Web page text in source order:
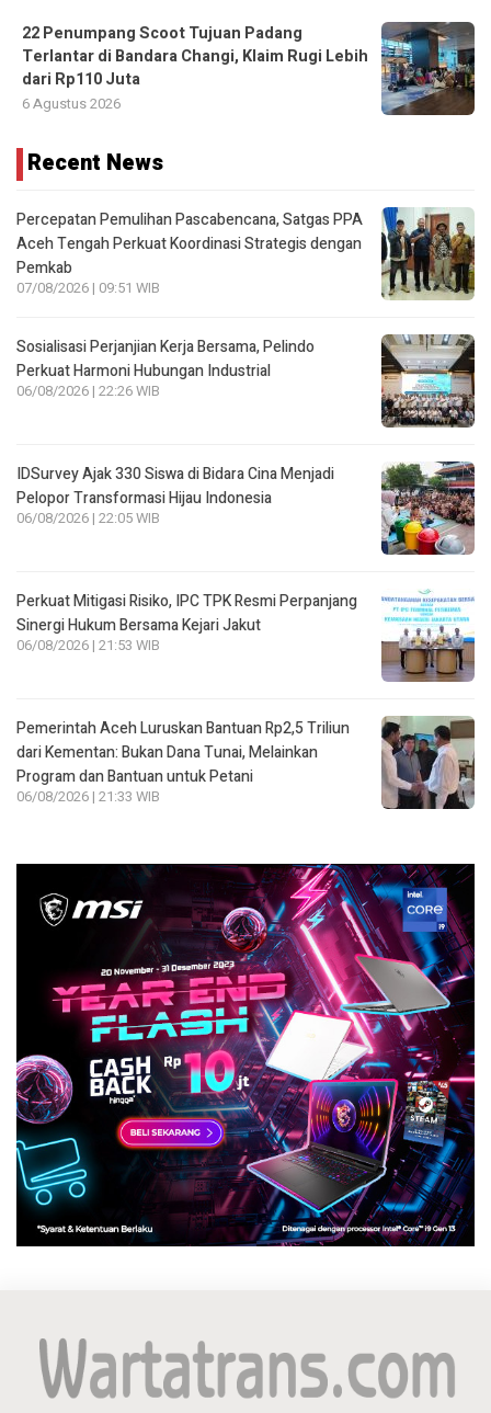
22 Penumpang Scoot Tujuan Padang
Terlantar di Bandara Changi, Klaim Rugi Lebih
dari Rp110 Juta
6 Agustus 2026
Recent News
Percepatan Pemulihan Pascabencana, Satgas PPA
Aceh Tengah Perkuat Koordinasi Strategis dengan
Pemkab
07/08/2026 | 09:51 WIB
Sosialisasi Perjanjian Kerja Bersama, Pelindo
Perkuat Harmoni Hubungan Industrial
06/08/2026 | 22:26 WIB
IDSurvey Ajak 330 Siswa di Bidara Cina Menjadi
Pelopor Transformasi Hijau Indonesia
06/08/2026 | 22:05 WIB
Perkuat Mitigasi Risiko, IPC TPK Resmi Perpanjang
Sinergi Hukum Bersama Kejari Jakut
06/08/2026 | 21:53 WIB
Pemerintah Aceh Luruskan Bantuan Rp2,5 Triliun
dari Kementan: Bukan Dana Tunai, Melainkan
Program dan Bantuan untuk Petani
06/08/2026 | 21:33 WIB